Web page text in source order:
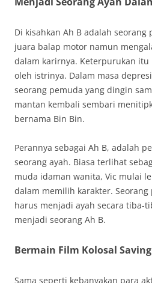
Di kisahkan Ah B adalah seorang
juara balap motor namun
dalam karirnya. Keterpurukan
oleh istrinya. Dalam masa
seorang pemuda yang dingin
mantan kembali sembari
bernama Bin Bin.
Perannya sebagai Ah B, adalah
seorang ayah. Biasa terlihat
muda idaman wanita, Vic mulai
dalam memilih karakter.
harus menjadi ayah secara tiba-
menjadi seorang Ah B.
Bermain Film Kolosal
Sama seperti kebanyakan para